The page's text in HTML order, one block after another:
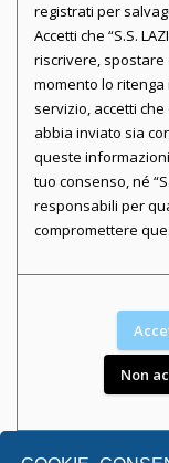
registrati per
Accetti che “S.S.
riscrivere,
momento lo
servizio, accetti
abbia inviato sia
queste
tuo consenso, né
responsabili per
compromettere